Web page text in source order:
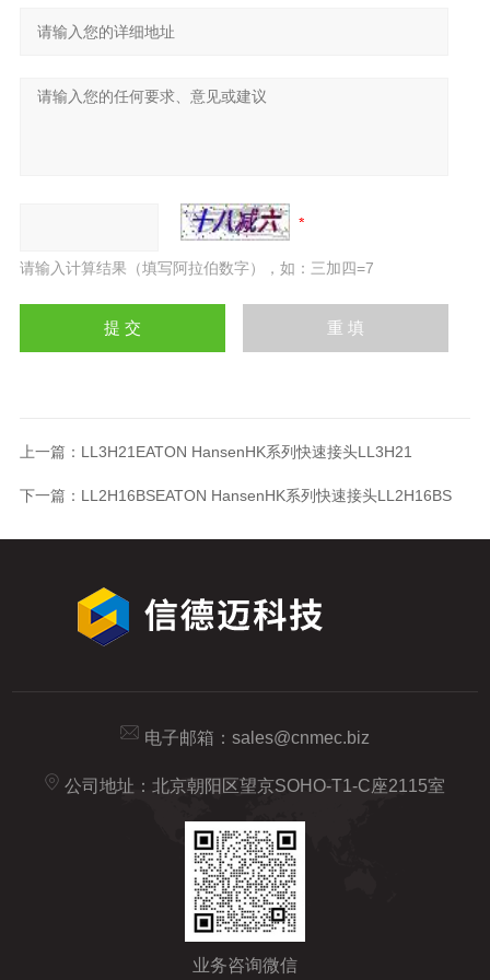
请输入计算结果（填写阿拉伯数字），如：三加四=7
上一篇： LL3H21EATON HansenHK系列快速接头LL3H21
下一篇： LL2H16BSEATON HansenHK系列快速接头LL2H16BS
电子邮箱： sales@cnmec.biz
公司地址：北京朝阳区望京SOHO-T1-C座2115室
业务咨询微信